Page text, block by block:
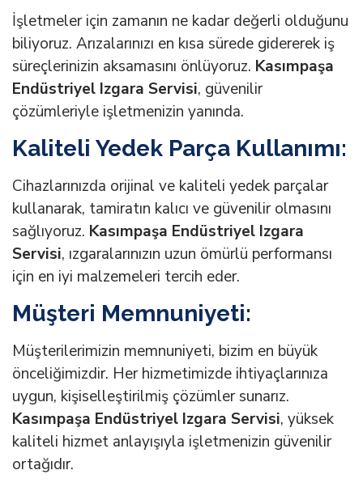
İşletmeler için zamanın ne kadar değerli olduğunu
biliyoruz. Arızalarınızı en kısa sürede gidererek iş
süreçlerinizin aksamasını önlüyoruz. Kasımpaşa
Endüstriyel Izgara Servisi, güvenilir
çözümleriyle işletmenizin yanında.
Kaliteli Yedek Parça Kullanımı:
Cihazlarınızda orijinal ve kaliteli yedek parçalar
kullanarak, tamiratın kalıcı ve güvenilir olmasını
sağlıyoruz. Kasımpaşa Endüstriyel Izgara
Servisi, ızgaralarınızın uzun ömürlü performansı
için en iyi malzemeleri tercih eder.
Müşteri Memnuniyeti:
Müşterilerimizin memnuniyeti, bizim en büyük
önceliğimizdir. Her hizmetimizde ihtiyaçlarınıza
uygun, kişiselleştirilmiş çözümler sunarız.
Kasımpaşa Endüstriyel Izgara Servisi, yüksek
kaliteli hizmet anlayışıyla işletmenizin güvenilir
ortağıdır.